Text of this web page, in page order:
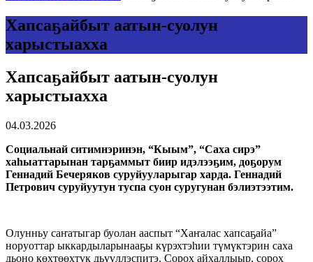
Хапсаҕайбыт аатын-суолун
харыстыахха
Хапсаҕайбыт аатын-суолун
харыстыахха
04.03.2026
Социальнай ситимнэринэн, “Кыым”, “Саха сирэ”
хаһыаттарынан тарҕаммыт биир идэлээҕим, доҕорум
Геннадий Бечеряков суруйууларыгар харда. Геннадий
Петрович суруйуутун туспа суон суругунан бэлиэтээтим.
Олунньу саҥатыгар буолан ааспыт “Хаҥалас хапсаҕайа”
норуоттар ыккардыларынааҕы күрэхтэһии түмүктэрин саха
дьоно көхтөөхтүк дьүүллэспитэ. Сорох айхаллыыр, сорох